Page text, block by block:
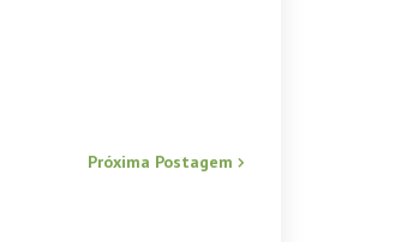
Próxima Postagem